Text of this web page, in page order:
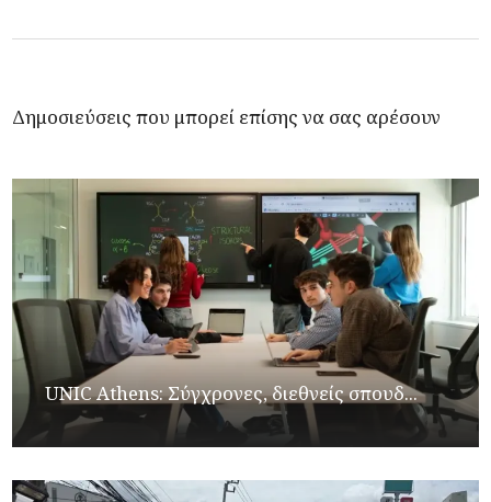
Δημοσιεύσεις που μπορεί επίσης να σας αρέσουν
UNIC Athens: Σύγχρονες, διεθνείς σπουδ...